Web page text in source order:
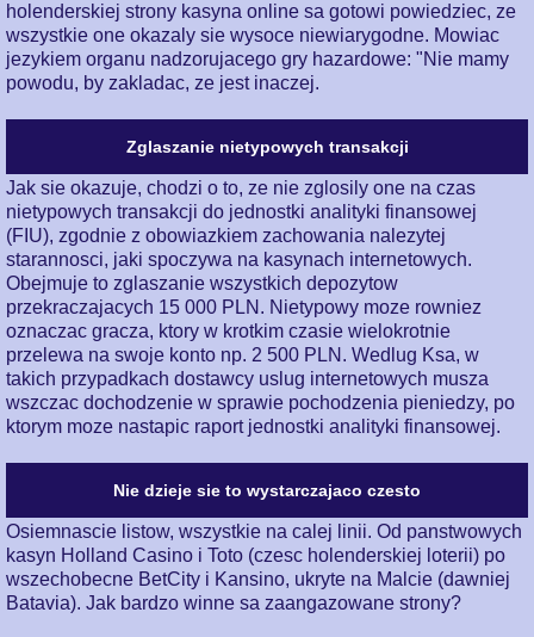
holenderskiej strony kasyna online sa gotowi powiedziec, ze
wszystkie one okazaly sie wysoce niewiarygodne. Mowiac
jezykiem organu nadzorujacego gry hazardowe: "Nie mamy
powodu, by zakladac, ze jest inaczej.
Zglaszanie nietypowych transakcji
Jak sie okazuje, chodzi o to, ze nie zglosily one na czas
nietypowych transakcji do jednostki analityki finansowej
(FIU), zgodnie z obowiazkiem zachowania nalezytej
starannosci, jaki spoczywa na kasynach internetowych.
Obejmuje to zglaszanie wszystkich depozytow
przekraczajacych 15 000 PLN. Nietypowy moze rowniez
oznaczac gracza, ktory w krotkim czasie wielokrotnie
przelewa na swoje konto np. 2 500 PLN. Wedlug Ksa, w
takich przypadkach dostawcy uslug internetowych musza
wszczac dochodzenie w sprawie pochodzenia pieniedzy, po
ktorym moze nastapic raport jednostki analityki finansowej.
Nie dzieje sie to wystarczajaco czesto
Osiemnascie listow, wszystkie na calej linii. Od panstwowych
kasyn Holland Casino i Toto (czesc holenderskiej loterii) po
wszechobecne BetCity i Kansino, ukryte na Malcie (dawniej
Batavia). Jak bardzo winne sa zaangazowane strony?